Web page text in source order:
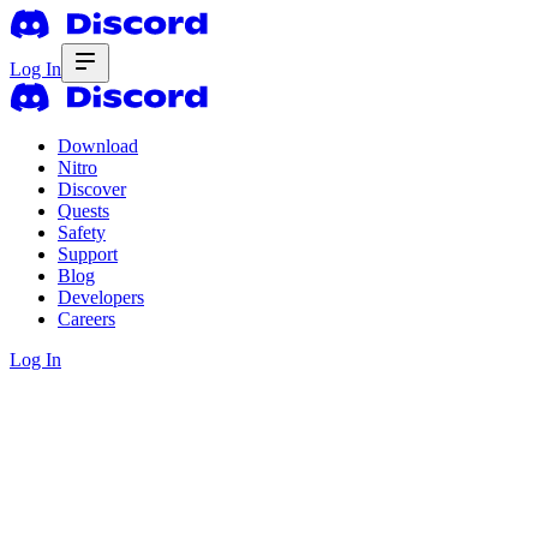
Log In
Download
Nitro
Discover
Quests
Safety
Support
Blog
Developers
Careers
Log In